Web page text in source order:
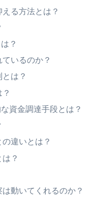
る方法とは？
？
いるのか？
は？
資金調達手段とは？
違いとは？
？
動いてくれるのか？